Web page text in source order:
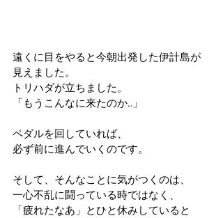
遠くに目をやると今朝出発した伊計島が
見えました。
トリハダが立ちました。
「もうこんなに来たのか…」
ペダルを回していれば、
必ず前に進んでいくのです。
そして、そんなことに気がつくのは、
一心不乱に闘っている時ではなく、
「疲れたなあ」とひと休みしていると